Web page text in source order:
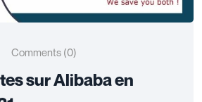
Comments (0)
sur Alibaba en